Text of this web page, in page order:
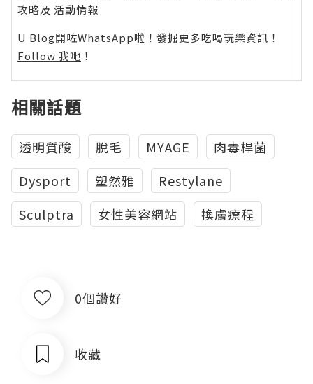
攻略及 活動情報
U Blog開咗WhatsApp啦！發掘更多吃喝玩樂資訊！
Follow 我哋 ！
相關話題
透明質酸 脫毛 MYAGE
肉毒桿菌
Dysport
塑然雅
Restylane
Sculptra
女性美容網站 換膚療程
0個讚好
收藏